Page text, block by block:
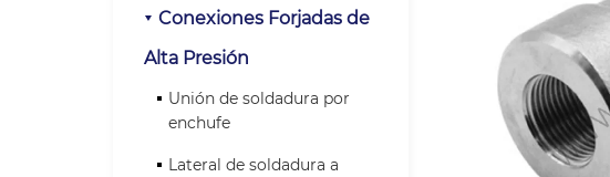
Conexiones Forjadas de
Alta Presión
Unión de soldadura por
enchufe
Lateral de soldadura a